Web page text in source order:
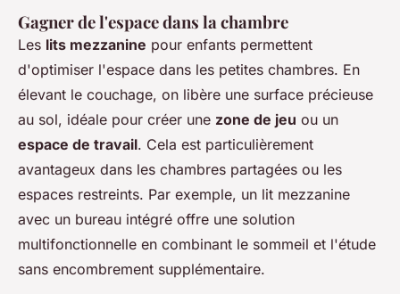
Gagner de l'espace dans la chambre
Les lits mezzanine pour enfants permettent
d'optimiser l'espace dans les petites chambres. En
élevant le couchage, on libère une surface précieuse
au sol, idéale pour créer une zone de jeu ou un
espace de travail. Cela est particulièrement
avantageux dans les chambres partagées ou les
espaces restreints. Par exemple, un lit mezzanine
avec un bureau intégré offre une solution
multifonctionnelle en combinant le sommeil et l'étude
sans encombrement supplémentaire.